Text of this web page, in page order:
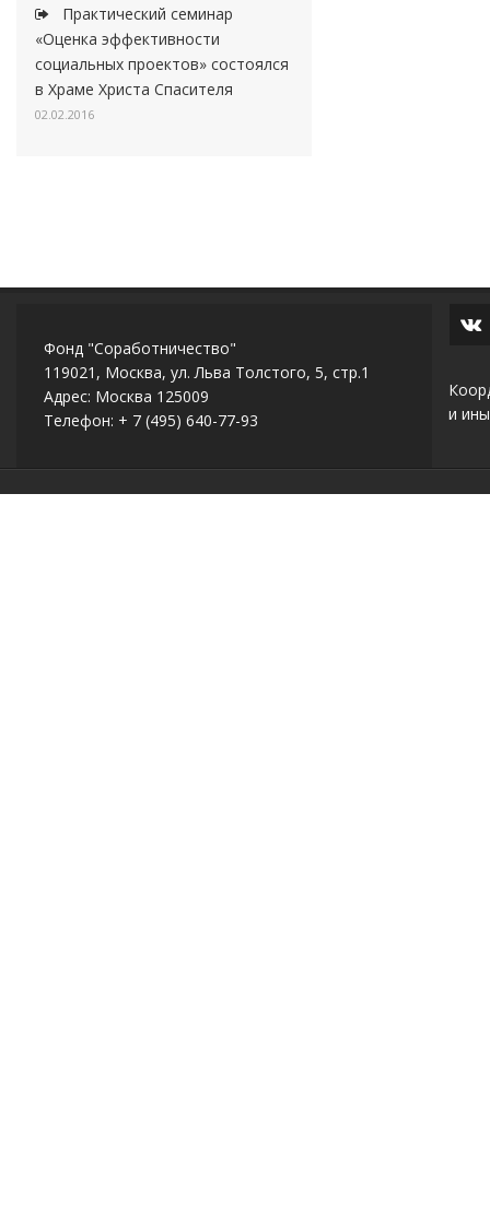
Практический семинар
«Оценка эффективности
социальных проектов» состоялся
в Храме Христа Спасителя
02.02.2016
Фонд "Соработничество"
119021, Москва, ул. Льва Толстого, 5, стр.1
Адрес: Москва 125009
Телефон: + 7 (495) 640-77-93
и